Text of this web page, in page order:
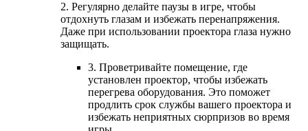
2. Регулярно делайте паузы в игре, чтобы
отдохнуть глазам и избежать перенапряжения.
Даже при использовании проектора глаза нужно
защищать.
3. Проветривайте помещение, где
установлен проектор, чтобы избежать
перегрева оборудования. Это поможет
продлить срок службы вашего проектора и
избежать неприятных сюрпризов во время